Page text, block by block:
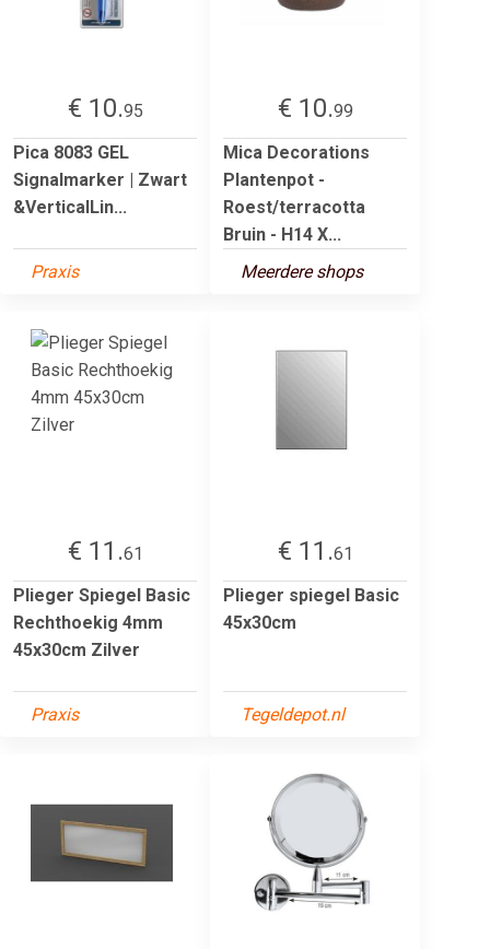
€ 10.95
Pica 8083 GEL
Signalmarker | Zwart
&VerticalLin...
Praxis
€ 10.99
Mica Decorations
Plantenpot -
Roest/terracotta
Bruin - H14 X...
Meerdere shops
€ 11.61
Plieger Spiegel Basic
Rechthoekig 4mm
45x30cm Zilver
Praxis
€ 11.61
Plieger spiegel Basic
45x30cm
Tegeldepot.nl